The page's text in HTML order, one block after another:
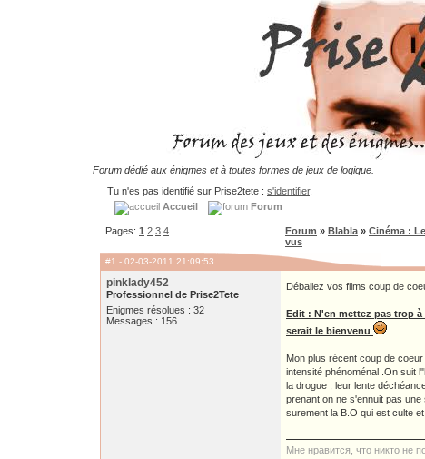
Forum dédié aux énigmes et à toutes formes de jeux de logique.
Tu n'es pas identifié sur Prise2tete : s'identifier.
Accueil
Forum
Pages: 1 2 3 4 Forum » Blabla » Cinéma :
vus
#1 - 02-03-2011 21:09:53
pinklady452
Professionnel de Prise2Tete
Enigmes résolues : 32
Messages : 156
Déballez vos films coup de
Edit : N'en mettez pas trop
serait le bienvenu
Mon plus récent coup de coeur
intensité phénoménal .On suit
la drogue , leur lente
prenant on ne s'ennuit pas
surement la B.O qui est culte
Мне нравится, что никто не